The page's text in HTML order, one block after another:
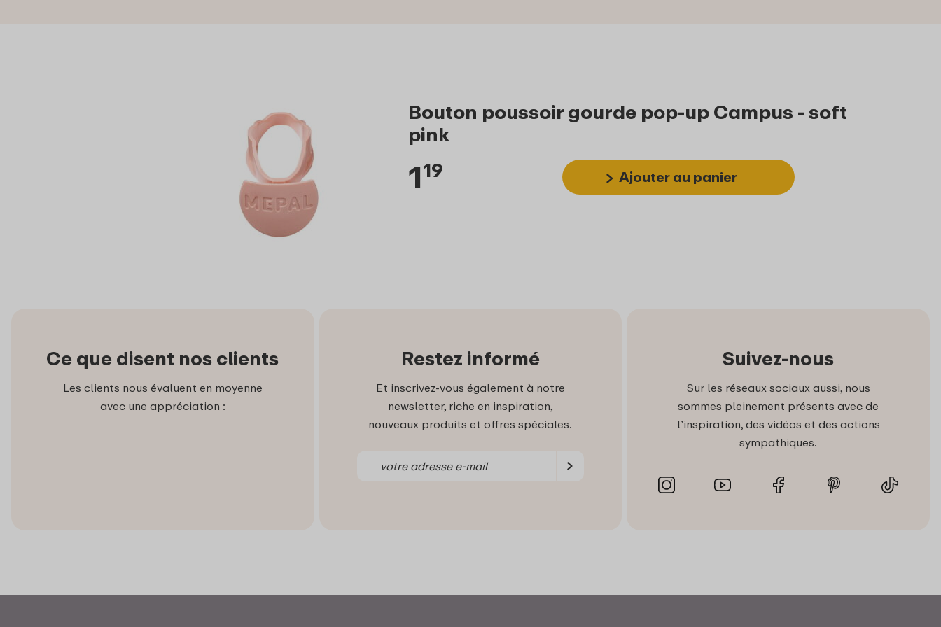
Bouton poussoir gourde pop-up Campus - soft
pink
119 Ajouter au panier
Ce que disent nos clients
Les clients nous évaluent en moyenne
avec une appréciation :
Restez informé
Et inscrivez-vous également à notre
newsletter, riche en inspiration,
nouveaux produits et offres spéciales.
Suivez-nous
Sur les réseaux sociaux aussi, nous
sommes pleinement présents avec de
l’inspiration, des vidéos et des actions
sympathiques.